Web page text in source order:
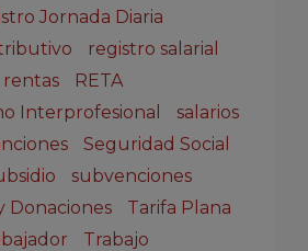
Jornada Diaria
registro salarial
rentas
RETA
Interprofesional
salarios
Seguridad Social
subvenciones
Donaciones
Tarifa Plana
Trabajo